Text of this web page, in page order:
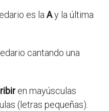
es laAy la última
cantando una
en mayúsculas
(letras pequeñas).